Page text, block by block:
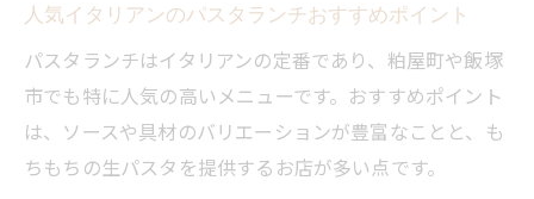
ランチで感じる上質イタリアングルメの特
徴
人気イタリアン店の大人ランチ活用術
糟屋郡のランチならイタリアンを満喫しよう
人気イタリアンのパスタランチおすすめポイント
パスタランチはイタリアンの定番であり、粕屋町や飯塚
市でも特に人気の高いメニューです。おすすめポイント
は、ソースや具材のバリエーションが豊富なことと、も
ちもちの生パスタを提供するお店が多い点です。